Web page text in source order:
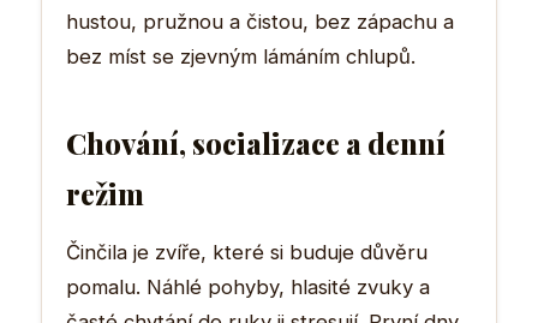
hustou, pružnou a čistou, bez zápachu a
bez míst se zjevným lámáním chlupů.
Chování, socializace a denní
režim
Činčila je zvíře, které si buduje důvěru
pomalu. Náhlé pohyby, hlasité zvuky a